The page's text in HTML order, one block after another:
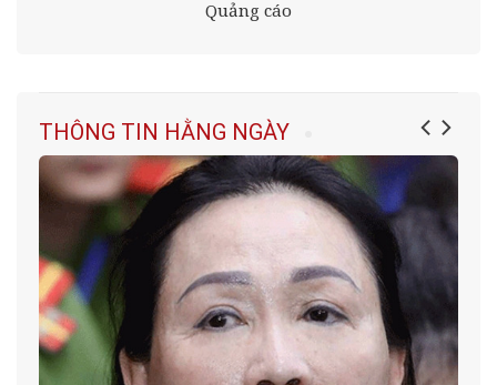
Quảng cáo
THÔNG TIN HẰNG NGÀY